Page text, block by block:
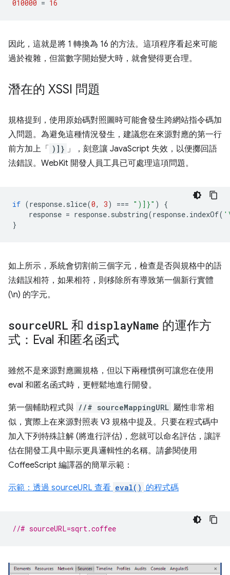
010000 = 16
因此，這就是將 1 轉換為 16 的方法。這項程序看起來可能
過於複雜，但當數字開始變大時，就會變得更合理。
潛在的 XSSI 問題
規格提到，使用原始碼對照圖時可能會發生跨網站指令碼加
入問題。為避免這種情況發生，建議您在來源對應的第一行
前方加上「
)]} 」，刻意讓 JavaScript 失效，以便擲回語
法錯誤。WebKit 開發人員工具已可處理這項問題。
if (response. slice(0, 3) === ")]}" )
{
response = response. substring(response. indexOf(
}
如上所示，系統會切割前三個字元，檢查是否與規格中的語
法錯誤相符，如果相符，則移除所有導致第一個新行實體
(\n) 的字元。
sourceURL 和 displayName 的運作方
式：Eval 和匿名函式
雖然不是來源對應圖規格，但以下兩種慣例可讓您在使用
eval 和匿名函式時，更輕鬆地進行開發。
第一個輔助程式與 //# sourceMappingURL 屬性非常相
似，實際上在來源對照表 V3 規格中提及。只要在程式碼中
加入下列特殊註解 (將進行評估)，您就可以命名評估，讓評
估在開發工具中顯示更具邏輯性的名稱。請參閱使用
CoffeeScript 編譯器的簡單示範：
示範：透過 sourceURL 查看 eval() 的程式碼
//# sourceURL=sqrt.coffee